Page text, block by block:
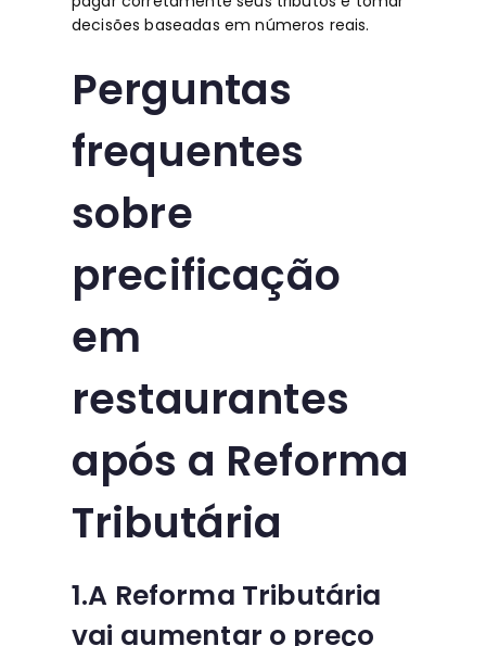
decisões baseadas em números reais.
Perguntas
frequentes
sobre
precificação
em
restaurantes
após a Reforma
Tributária
1.A Reforma Tributária
vai aumentar o preço